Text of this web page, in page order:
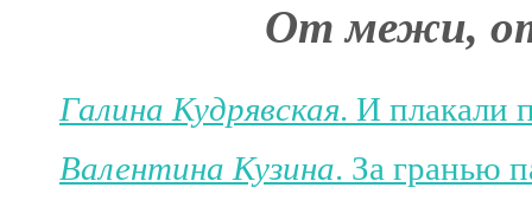
От межи, от
Галина Кудрявская. И плакали
Валентина Кузина. За гранью